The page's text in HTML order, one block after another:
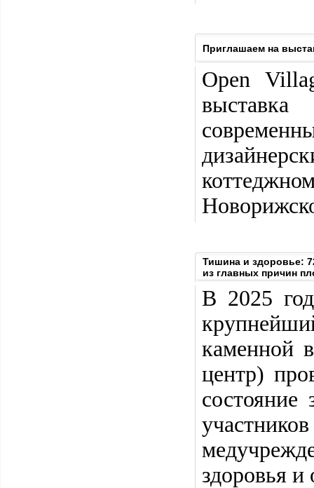
Приглашаем на
Open
Тишина и здоровье:
из главных причин
В 2025
каменной
центр)
состояние
здоровья